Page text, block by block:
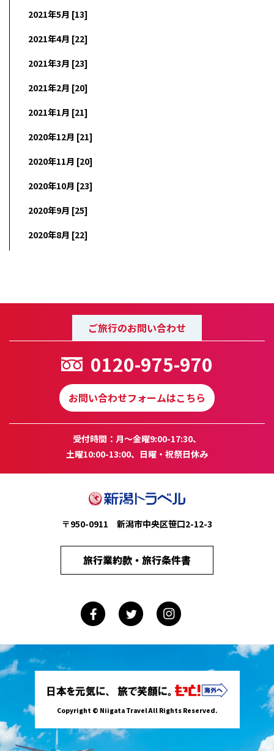
2021年5月 [13]
2021年4月 [22]
2021年3月 [23]
2021年2月 [20]
2021年1月 [21]
2020年12月 [21]
2020年11月 [20]
2020年10月 [23]
2020年9月 [25]
2020年8月 [22]
ご旅行のお問い合わせ
0120-975-970
お問い合わせフォームはこちら
受付時間：月～金曜9:00-17:30、
土曜10:00-13:00、日曜・祝祭日休み
〒950-0911 新潟市中央区笹口2-12-3
旅行業約款・旅行条件書
Copyright © Niigata Travel All Rights Reserved.